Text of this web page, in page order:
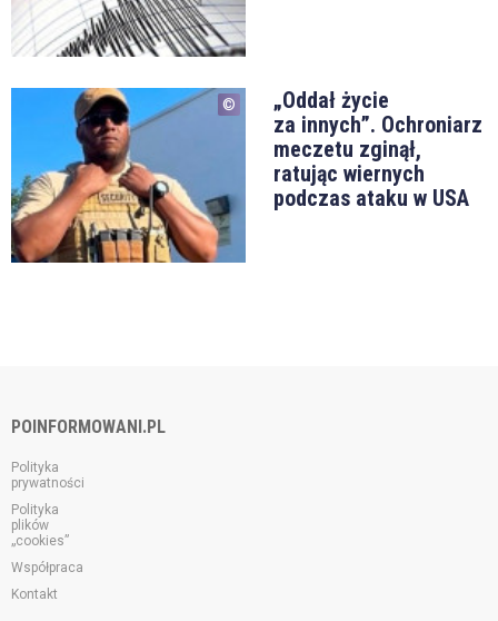
„Oddał życie
za innych”. Ochroniarz
meczetu zginął,
ratując wiernych
podczas ataku w USA
POINFORMOWANI.PL
Polityka
prywatności
Polityka
plików
„cookies”
Współpraca
Kontakt